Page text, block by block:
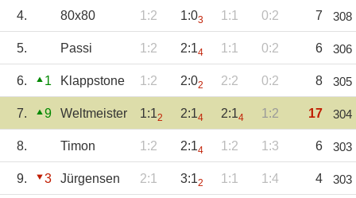
4. 80x80 1:2 1:03 1:1 0:2 7 308
5. Passi 1:2 2:14 1:1 0:2 6 306
6. 1 Klappstone 1:2 2:02 2:2 0:2 8 305
7. 9 Weltmeister 1:12 2:14 2:14 1:2 17 304
8. Timon 1:2 2:14 1:2 1:3 6 303
9. 3 Jürgensen 2:1 3:12 1:1 1:4 4 303